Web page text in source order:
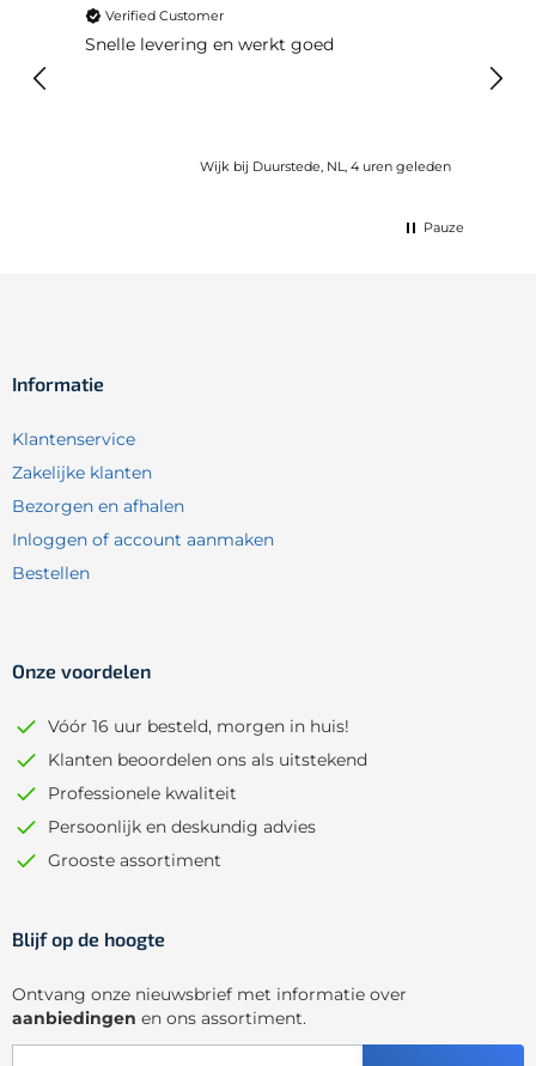
Verified Customer
Snelle levering en werkt goed
Wijk bij Duurstede, NL, 4 uren geleden
Pauze
Informatie
Klantenservice
Zakelijke klanten
Bezorgen en afhalen
Inloggen of account aanmaken
Bestellen
Onze voordelen
Vóór 16 uur besteld, morgen in huis!
Klanten beoordelen ons als uitstekend
Professionele kwaliteit
Persoonlijk en deskundig advies
Grooste assortiment
Blijf op de hoogte
Ontvang onze nieuwsbrief met informatie over
aanbiedingen en ons assortiment.